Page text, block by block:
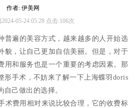
作者: 伊美网
05-24 05:28 点击:106次
普遍的美容方式，越来越多的人开始选
貌，让自己更加自信美丽。但是，对于
用和服务也是一个重要的考虑因素。那
形手术，不妨来了解一下上海蝶羽doris
己做出的选择。
术费用相对来说比较合理，它的收费标